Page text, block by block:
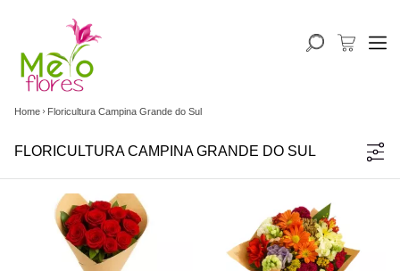
Home Floricultura Campina Grande do Sul
FLORICULTURA CAMPINA GRANDE DO SUL